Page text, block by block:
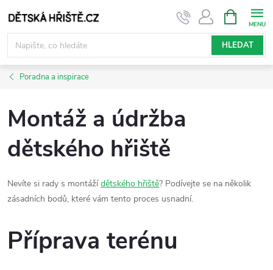
na
obsah
HLEDAT
NÁKUPNÍ
KOŠÍK
Poradna a inspirace
Montáž a údržba
dětského hřiště
Nevíte si rady s montážídětského hřiště? Podívejte se na několik
zásadních bodů, které vám tento proces usnadní.
Příprava terénu